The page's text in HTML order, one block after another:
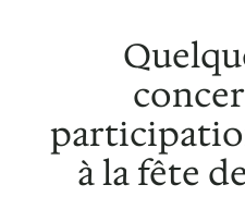
à la fête